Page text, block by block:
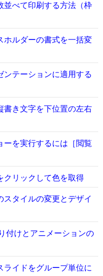
並べて印刷する方法（枠
ホルダーの書式を一括変
ンテーションに適用する
書き文字を下位置の左右
ーを実行するには［閲覧
クリックして色を取得
スタイルの変更とデザイ
付けとアニメーションの
ライドをグループ単位に